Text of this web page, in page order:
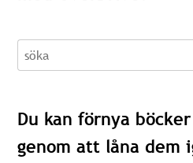
söka
Du kan förnya
genom att låna dem